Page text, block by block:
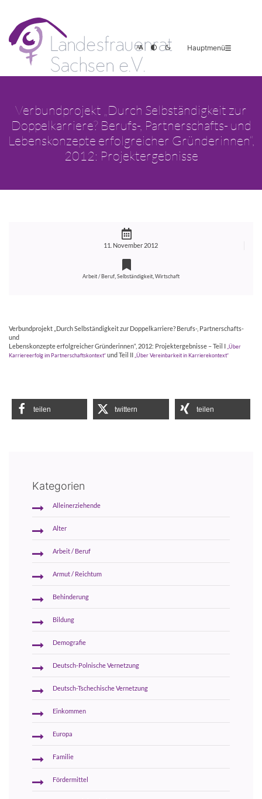
Hauptmenü
Verbundprojekt „Durch Selbständigkeit zur
Doppelkarriere? Berufs-, Partnerschafts- und
Lebenskonzepte erfolgreicher Gründerinnen“,
2012: Projektergebnisse
11. November 2012
Arbeit / Beruf Selbständigkeit Wirtschaft
Verbundprojekt „Durch Selbständigkeit zur Doppelkarriere? Berufs-, Partnerschafts-
und
Lebenskonzepte erfolgreicher Gründerinnen“, 2012: Projektergebnisse – Teil I „Über
Karriereerfolg im Partnerschaftskontext“und Teil II „Über Vereinbarkeit in Karrierekontext“
teilen twittern teilen
Kategorien
Alleinerziehende
Alter
Arbeit / Beruf
Armut / Reichtum
Behinderung
Bildung
Demografie
Deutsch-Polnische Vernetzung
Deutsch-Tschechische Vernetzung
Einkommen
Europa
Familie
Fördermittel